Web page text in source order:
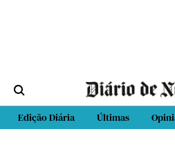
Edição Diária Últimas